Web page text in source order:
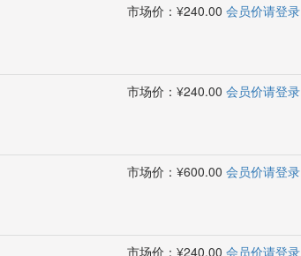
市场价：¥240.00 会员价请登录
市场价：¥240.00 会员价请登录
市场价：¥600.00 会员价请登录